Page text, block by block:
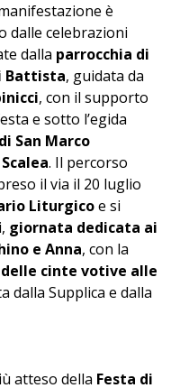
è
dalle celebrazioni
dalla parrocchia di
Battista, guidata da
, con il supporto
e sotto l’egida
San Marco
. Il percorso
il via il 20 luglio
Liturgico e si
giornata dedicata ai
e Anna, con la
cinte votive alle
dalla Supplica e dalla
atteso della Festa di